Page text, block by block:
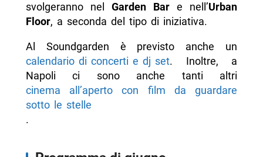
svolgeranno nel Garden Bar e nell’Urban
Floor, a seconda del tipo di iniziativa.
Al Soundgarden è previsto anche un
calendario di concerti e dj set. Inoltre, a
Napoli ci sono anche tanti altri
cinema all’aperto con film da guardare
sotto le stelle
.